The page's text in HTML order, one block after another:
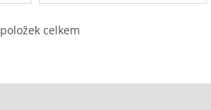
O
á
položek celkem